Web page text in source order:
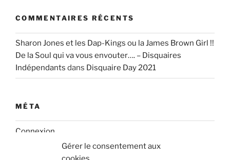
Gérer le consentement aux
COMMENTAIRES RÉCENTS
Sharon Jones et les Dap-Kings ou la James Brown Girl !!
De la Soul qui va vous envouter…. – Disquaires
Indépendants dans Disquaire Day 2021
MÉTA
Connexion
Flux des publications